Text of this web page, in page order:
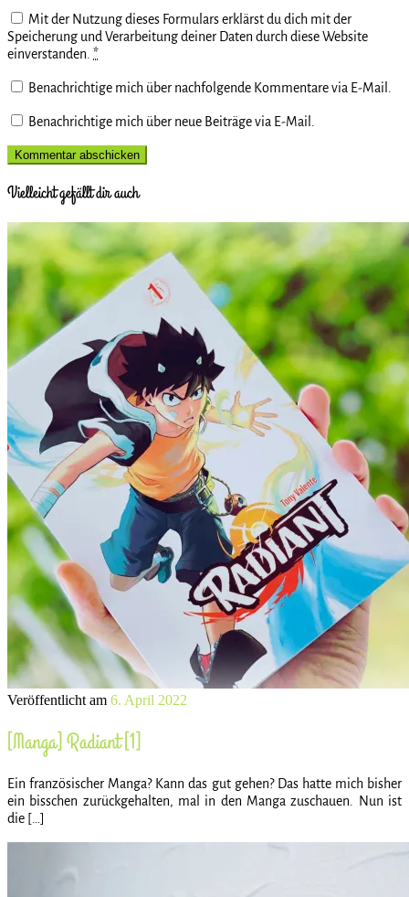
Mit der Nutzung dieses Formulars erklärst du dich mit der
Speicherung und Verarbeitung deiner Daten durch diese Website
einverstanden. *
Benachrichtige mich über nachfolgende Kommentare via E-Mail.
Benachrichtige mich über neue Beiträge via E-Mail.
Vielleicht gefällt dir auch
Veröffentlicht am 6. April 2022
[Manga] Radiant [1]
Ein französischer Manga? Kann das gut gehen? Das hatte mich bisher
ein bisschen zurückgehalten, mal in den Manga zuschauen. Nun ist
die […]